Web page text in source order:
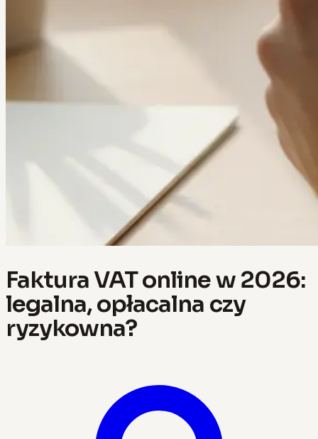
Faktura VAT online w 2026:
legalna, opłacalna czy
ryzykowna?